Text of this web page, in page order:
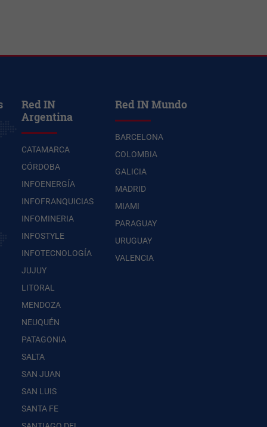
Red IN
Argentina
CATAMARCA
CÓRDOBA
INFOENERGÍA
INFOFRANQUICIAS
INFOMINERIA
INFOSTYLE
INFOTECNOLOGÍA
JUJUY
LITORAL
MENDOZA
NEUQUÉN
PATAGONIA
SALTA
SAN JUAN
SAN LUIS
SANTA FE
Red IN Mundo
BARCELONA
COLOMBIA
GALICIA
MADRID
MIAMI
PARAGUAY
URUGUAY
VALENCIA